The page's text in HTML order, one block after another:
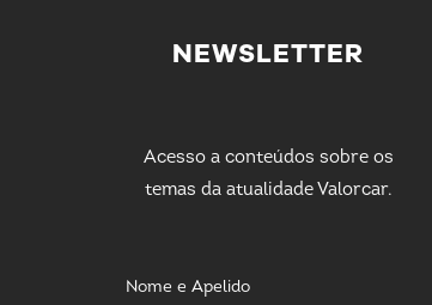
NEWSLETTER
Acesso a conteúdos sobre os
temas da atualidade Valorcar.